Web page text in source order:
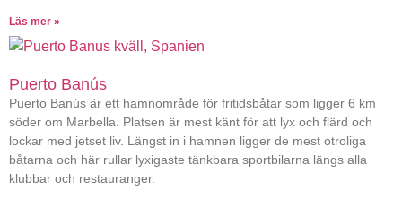
Läs mer »
Puerto Banús
Puerto Banús är ett hamnområde för fritidsbåtar som ligger 6 km
söder om Marbella. Platsen är mest känt för att lyx och flärd och
lockar med jetset liv. Längst in i hamnen ligger de mest otroliga
båtarna och här rullar lyxigaste tänkbara sportbilarna längs alla
klubbar och restauranger.